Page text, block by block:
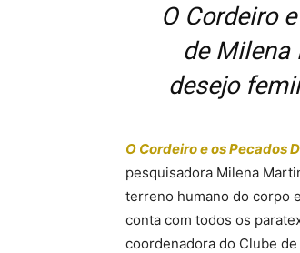
O Cordeiro
de Milena
desejo
O Cordeiro e os Pecados
pesquisadora Milena
terreno humano do corpo
conta com todos os
coordenadora do Clube